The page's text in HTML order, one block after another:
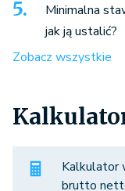
Minimalna
jak ją ustalić?
Zobacz wszystkie
Kalkulator
brutto